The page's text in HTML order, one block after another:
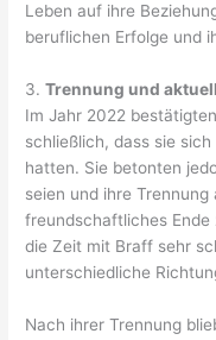
Leben auf ihre
beruflichen Erfolge und
3.Trennung und
Im Jahr 2022
schließlich, dass sie
hatten. Sie betonten
seien und ihre
freundschaftliches Ende
die Zeit mit Braff sehr
unterschiedliche
Nach ihrer Trennung